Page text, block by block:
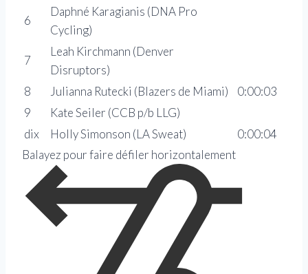
6
Daphné Karagianis (DNA Pro
Cycling)
7
Leah Kirchmann (Denver
Disruptors)
8
Julianna Rutecki (Blazers de Miami)
0:00:03
9
Kate Seiler (CCB p/b LLG)
dix
Holly Simonson (LA Sweat)
0:00:04
Balayez pour faire défiler horizontalement